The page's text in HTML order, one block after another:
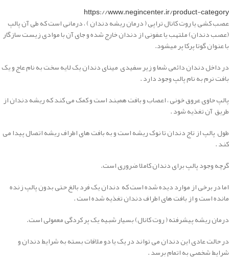
https://www.negincenter.ir/product-category
عصب کشی یا روت کانال تراپی ( درمان ریشه دندان ) ، درمانی است که طی آن پالپ
(عصب دندان) ملتهب یا عفونی از دندان خارج شده و جای آن با موادی زیست سازگار
با عنوان گوتا پرکا پر میشود.
در داخل دندان دائمی شما و زیر سفیدی مینای دندان یک لایه سخت به نام عاج و یک
بافت نرم به نام پالپ وجود دارد .
پالپ حاوی عروق خونی ، اعصاب و بافت همبند است و کمک می کند که ریشه دندان از
طریق آن تغذیه شود .
طول پالپ از تاج دندان تا نوک ریشه است و به بافت های اطراف ریشه اتصال پیدا می
کند .
گرچه وجود پالپ برای دندان کاملا ضروری است.
اما در برخی از موارد دیده شده است که دندان یک فرد بالغ حتی بدون پالپ زنده
مانده است و از بافت های اطراف دندان تغذیه شده است .
درمان ریشه پیشرفته ( روت کانال) بسیار شبیه یک پر کردگی معمولی است.
در حالت عادی این دندان می تواند در یک یا دو ملاقات بسته به شرایط دندان و
شرایط شخصی به اتمام برسد .